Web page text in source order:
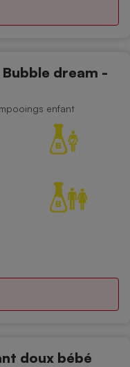
Bubble dream -
enfant
doux bébé